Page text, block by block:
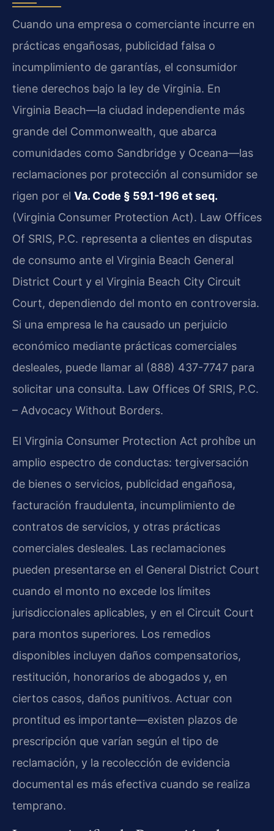
Cuando una empresa o comerciante incurre en
prácticas engañosas, publicidad falsa o
incumplimiento de garantías, el consumidor
tiene derechos bajo la ley de Virginia. En
Virginia Beach—la ciudad independiente más
grande del Commonwealth, que abarca
comunidades como Sandbridge y Oceana—las
reclamaciones por protección al consumidor se
rigen por el Va. Code § 59.1-196 et seq.
(Virginia Consumer Protection Act). Law Offices
Of SRIS, P.C. representa a clientes en disputas
de consumo ante el Virginia Beach General
District Court y el Virginia Beach City Circuit
Court, dependiendo del monto en controversia.
Si una empresa le ha causado un perjuicio
económico mediante prácticas comerciales
desleales, puede llamar al (888) 437-7747 para
solicitar una consulta. Law Offices Of SRIS, P.C.
– Advocacy Without Borders.
El Virginia Consumer Protection Act prohíbe un
amplio espectro de conductas: tergiversación
de bienes o servicios, publicidad engañosa,
facturación fraudulenta, incumplimiento de
contratos de servicios, y otras prácticas
comerciales desleales. Las reclamaciones
pueden presentarse en el General District Court
cuando el monto no excede los límites
jurisdiccionales aplicables, y en el Circuit Court
para montos superiores. Los remedios
disponibles incluyen daños compensatorios,
restitución, honorarios de abogados y, en
ciertos casos, daños punitivos. Actuar con
prontitud es importante—existen plazos de
prescripción que varían según el tipo de
reclamación, y la recolección de evidencia
documental es más efectiva cuando se realiza
temprano.